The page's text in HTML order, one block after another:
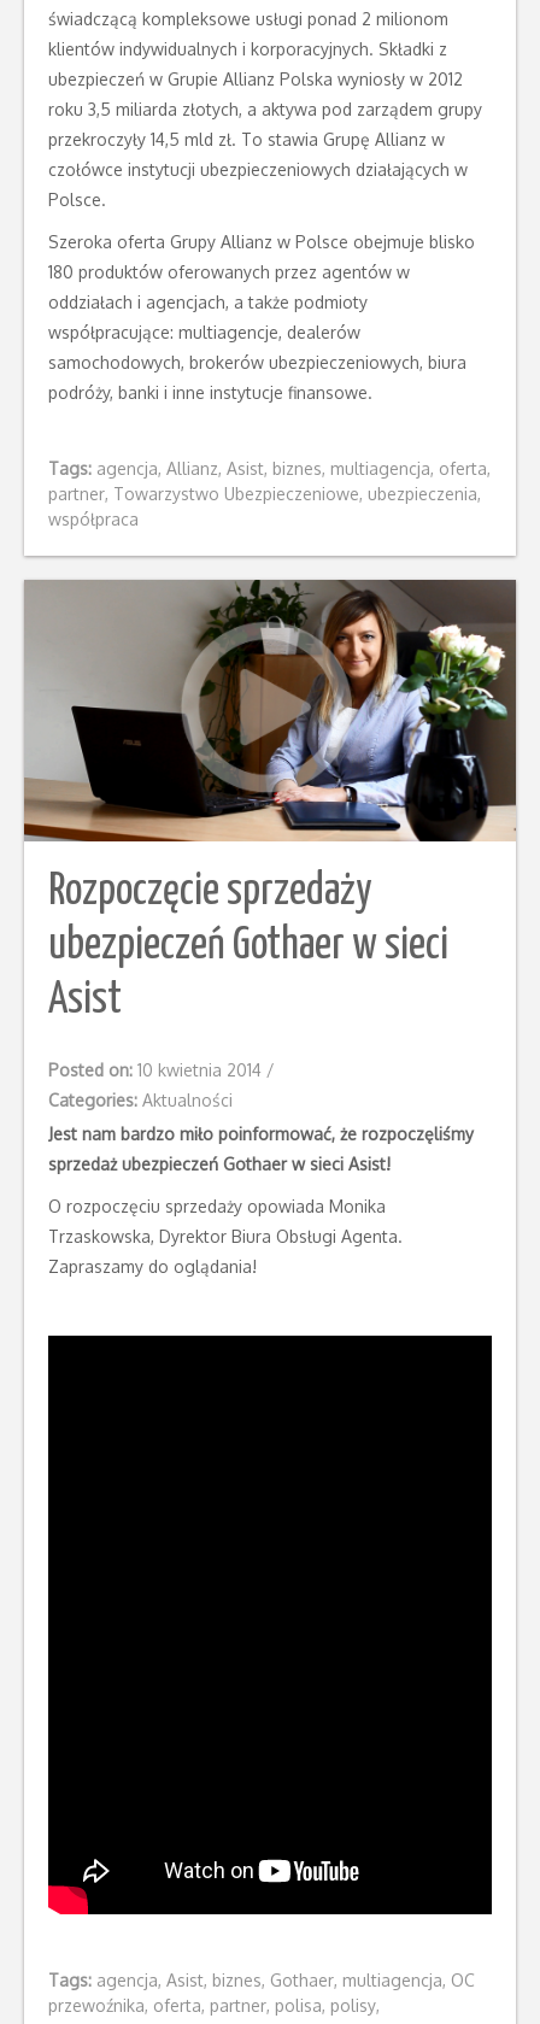
świadczącą kompleksowe usługi ponad 2 milionom
klientów indywidualnych i korporacyjnych. Składki z
ubezpieczeń w Grupie Allianz Polska wyniosły w 2012
roku 3,5 miliarda złotych, a aktywa pod zarządem grupy
przekroczyły 14,5 mld zł. To stawia Grupę Allianz w
czołówce instytucji ubezpieczeniowych działających w
Polsce.
Szeroka oferta Grupy Allianz w Polsce obejmuje blisko
180 produktów oferowanych przez agentów w
oddziałach i agencjach, a także podmioty
współpracujące: multiagencje, dealerów
samochodowych, brokerów ubezpieczeniowych, biura
podróży, banki i inne instytucje finansowe.
Tags: agencja, Allianz, Asist, biznes, multiagencja, oferta,
partner, Towarzystwo Ubezpieczeniowe, ubezpieczenia,
współpraca
Rozpoczęcie sprzedaży
ubezpieczeń Gothaer w sieci
Asist
Posted on: 10 kwietnia 2014 /
Categories: Aktualności
Jest nam bardzo miło poinformować, że rozpoczęliśmy
sprzedaż ubezpieczeń Gothaer w sieci Asist!
O rozpoczęciu sprzedaży opowiada Monika
Trzaskowska, Dyrektor Biura Obsługi Agenta.
Zapraszamy do oglądania!
Tags: agencja, Asist, biznes, Gothaer, multiagencja, OC
przewoźnika, oferta, partner, polisa, polisy,